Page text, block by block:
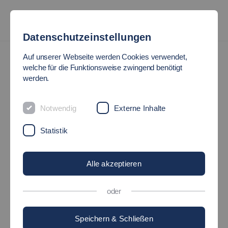
PRÜFUNGSZEITRAUM
DER FAKULTÄT SABP
DIESER TERMIN IST BEREITS BEENDET
24.07.2026(ganztägig)
Veranstalter: Studierendenservice/Prüfungsamt
Datenschutzeinstellungen
Auf unserer Webseite werden Cookies verwendet,
welche für die Funktionsweise zwingend benötigt
werden.
Notwendig Externe Inhalte
Statistik
Alle akzeptieren
oder
Speichern & Schließen